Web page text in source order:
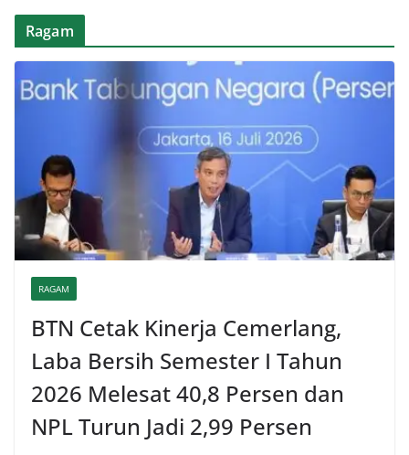
Ragam
RAGAM
BTN Cetak Kinerja Cemerlang,
Laba Bersih Semester I Tahun
2026 Melesat 40,8 Persen dan
NPL Turun Jadi 2,99 Persen